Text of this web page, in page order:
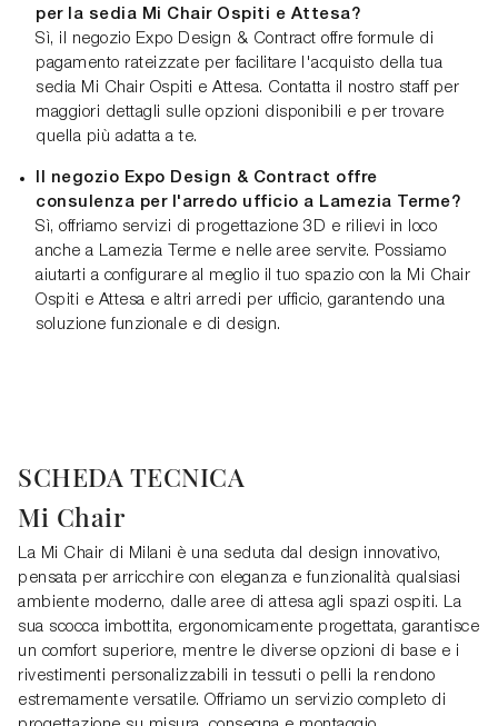
per la sedia Mi Chair Ospiti e Attesa?
Sì, il negozio Expo Design & Contract offre formule di
pagamento rateizzate per facilitare l'acquisto della tua
sedia Mi Chair Ospiti e Attesa. Contatta il nostro staff per
maggiori dettagli sulle opzioni disponibili e per trovare
quella più adatta a te.
Il negozio Expo Design & Contract offre
consulenza per l'arredo ufficio a Lamezia Terme?
Sì, offriamo servizi di progettazione 3D e rilievi in loco
anche a Lamezia Terme e nelle aree servite. Possiamo
aiutarti a configurare al meglio il tuo spazio con la Mi Chair
Ospiti e Attesa e altri arredi per ufficio, garantendo una
soluzione funzionale e di design.
SCHEDA TECNICA
Mi Chair
La Mi Chair di Milani è una seduta dal design innovativo,
pensata per arricchire con eleganza e funzionalità qualsiasi
ambiente moderno, dalle aree di attesa agli spazi ospiti. La
sua scocca imbottita, ergonomicamente progettata, garantisce
un comfort superiore, mentre le diverse opzioni di base e i
rivestimenti personalizzabili in tessuti o pelli la rendono
estremamente versatile. Offriamo un servizio completo di